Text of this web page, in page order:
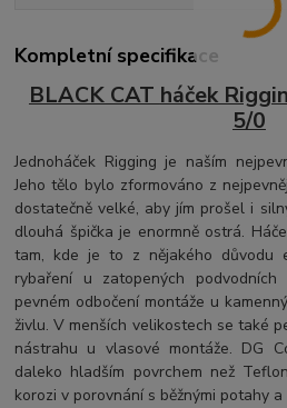
Kompletní specifikace
BLACK CATháček
5/0
Jednoháček Rigging je naším
Jeho tělo bylo zformováno z
dostatečně velké, aby jím prošel i
dlouhá špička je enormně ostrá.
tam, kde je to z nějakého důvodu
rybaření u zatopených
pevném odbočení montáže u
živlu. V menších velikostech se také
nástrahu u vlasové montáže. DG
daleko hladším povrchem než
korozi v porovnání s běžnými potahy a